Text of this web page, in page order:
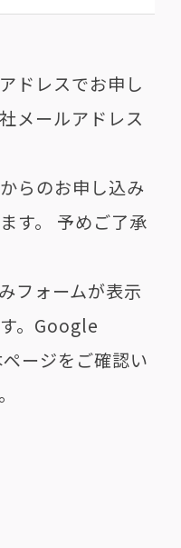
ドレスでお申し
メールアドレス
らのお申し込み
す。 予めご了承
フォームが表示
。Google
ージをご確認い